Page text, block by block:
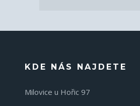
KDE NÁS NAJDETE
Milovice u Hořic 97